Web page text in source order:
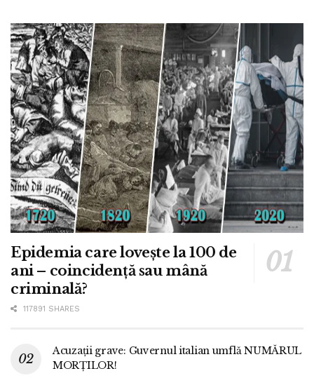
Epidemia care lovește la 100 de
ani – coincidență sau mână
criminală?
117891 SHARES
Acuzații grave: Guvernul italian umflă NUMĂRUL
MORȚILOR!